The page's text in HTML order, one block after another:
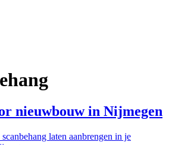
nieuwbouw in Nijmegen